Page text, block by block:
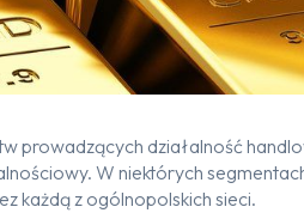
prowadzących działalność
W niektórych
każdą z ogólnopolskich sieci.